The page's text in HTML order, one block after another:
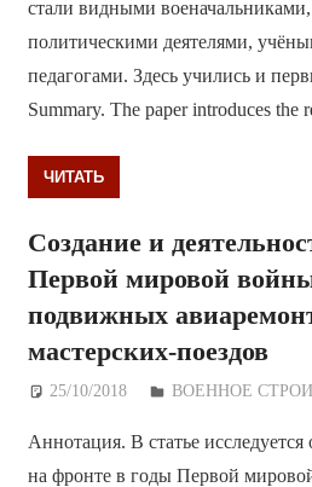
стали видными
политическими деятелями,
педагогами. Здесь учились и
Summary. The paper introduces the
ЧИТАТЬ
Создание и
Первой мировой
подвижных
мастерских-поездов
25/10/2018 Дежурный по
ВОЕННОЕ
Аннотация. В статье
на фронте в годы Первой